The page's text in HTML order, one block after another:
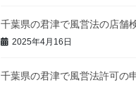
千葉県の君津で風営法の店舗
2025年4月16日
千葉県の君津で風営法許可の